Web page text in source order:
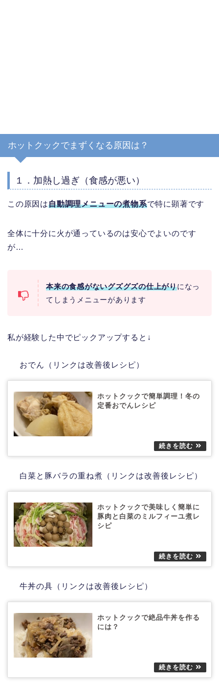
ホットクックでまずくなる原因は？
１．加熱し過ぎ（食感が悪い）
この原因は自動調理メニューの煮物系で特に顕著です
全体に十分に火が通っているのは安心でよいのです
が…
本来の食感がないグズグズの仕上がりになっ
てしまうメニューがあります
私が経験した中でピックアップすると↓
おでん（リンクは改善後レシピ）
ホットクックで簡単調理！冬の
定番おでんレシピ
白菜と豚バラの重ね煮（リンクは改善後レシピ）
ホットクックで美味しく簡単に
豚肉と白菜のミルフィーユ煮レ
シピ
牛丼の具（リンクは改善後レシピ）
ホットクックで絶品牛丼を作る
には？